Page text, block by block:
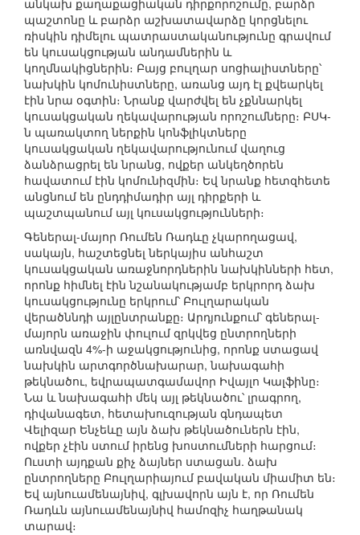
անկախ քաղաքացիական դիրքորոշումը, բարձր
պաշտոնը և բարձր աշխատավարձը կորցնելու
ռիսկին դիմելու պատրաստականությունը գրավում
են կուսակցության անդամներին և
կողմնակիցներին։ Բայց բուլղար սոցիալիստները՝
նախկին կոմունիստները, առանց այդ էլ քվեարկել
էին նրա օգտին։ Նրանք վարժվել են չքննարկել
կուսակցական ղեկավարության որոշումները։ ԲՍԿ-
ն պառակտող ներքին կոնֆլիկտները
կուսակցական ղեկավարությունում վաղուց
ձանձրացրել են նրանց, ովքեր անկեղծորեն
հավատում էին կոմունիզմին։ Եվ նրանք հետզհետե
անցնում են ընդդիմադիր այլ դիրքերի և
պաշտպանում այլ կուսակցությունների։
Գեներալ-մայոր Ռումեն Ռադևը չկարողացավ,
սակայն, հաշտեցնել ներկայիս անհաշտ
կուսակցական առաջնորդներին նախկինների հետ,
որոնք հիմնել էին նշանակությամբ երկրորդ ձախ
կուսակցությունը երկրում՝ Բուլղարական
վերածննդի այլընտրանքը։ Արդյունքում՝ գեներալ-
մայորն առաջին փուլում զրկվեց ընտրողների
առնվազն 4%-ի աջակցությունից, որոնք ստացավ
նախկին արտգործնախարար, նախագահի
թեկնածու, եվրապատգամավոր Իվայլո Կալֆինը։
Նա և նախագահի մեկ այլ թեկնածու՝ լրագրող,
դիվանագետ, հետախուզության գնդապետ
Վելիզար Ենչեևը այն ձախ թեկնածուներն էին,
ովքեր չէին ստում իրենց խոստումների հարցում։
Ուստի այդքան քիչ ձայներ ստացան. ձախ
ընտրողները Բուլղարիայում բավական միամիտ են։
Եվ այնուամենայնիվ, գլխավորն այն է, որ Ռումեն
Ռադևն այնուամենայնիվ համոզիչ հաղթանակ
տարավ։